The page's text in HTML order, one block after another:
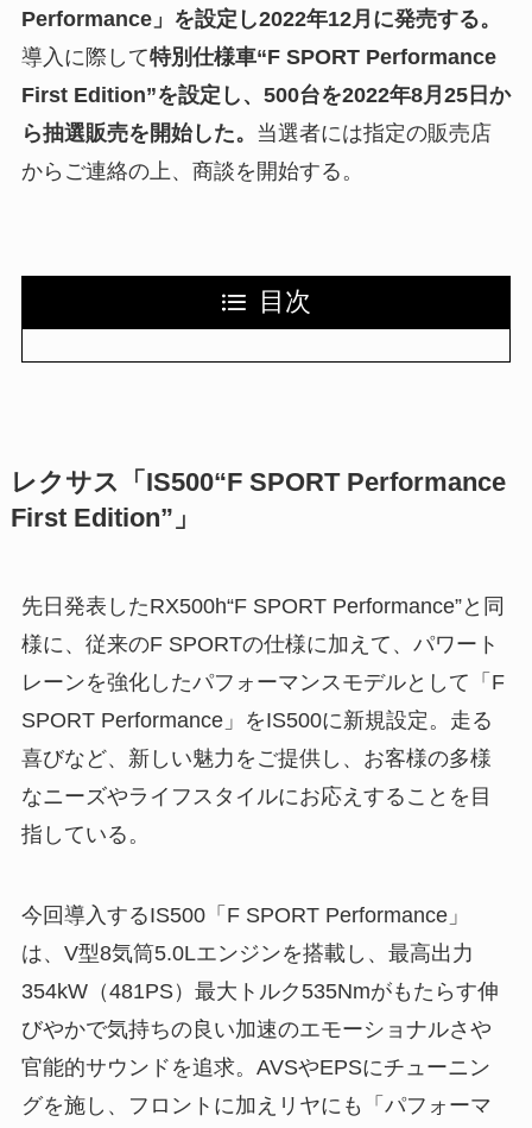
Performance」を設定し2022年12月に発売する。
導入に際して特別仕様車“F SPORT Performance
First Edition”を設定し、500台を2022年8月25日か
ら抽選販売を開始した。 当選者には指定の販売店
からご連絡の上、商談を開始する。
目次
レクサス「IS500“F SPORT Performance
First Edition”」
先日発表したRX500h“F SPORT Performance”と同
様に、従来のF SPORTの仕様に加えて、パワート
レーンを強化したパフォーマンスモデルとして「F
SPORT Performance」をIS500に新規設定。走る
喜びなど、新しい魅力をご提供し、お客様の多様
なニーズやライフスタイルにお応えすることを目
指している。
今回導入するIS500「F SPORT Performance」
は、V型8気筒5.0Lエンジンを搭載し、最高出力
354kW（481PS）最大トルク535Nmがもたらす伸
びやかで気持ちの良い加速のエモーショナルさや
官能的サウンドを追求。AVSやEPSにチューニン
グを施し、フロントに加えリヤにも「パフォーマ